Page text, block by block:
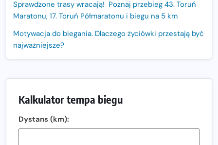
Sprawdzone trasy wracają! Poznaj przebieg 43. Toruń
Maratonu, 17. Toruń Półmaratonu i biegu na 5 km
Motywacja do biegania. Dlaczego życiówki przestają być
najważniejsze?
Sprawdzony przebieg i profil stworzony do szybkiego
biegania
Kalkulator tempa biegu
Dystans (km):